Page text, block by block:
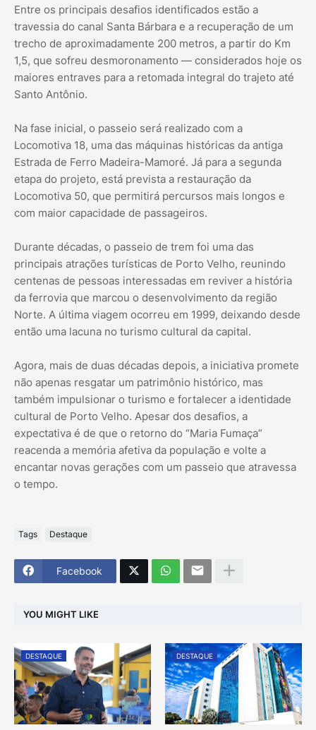
Entre os principais desafios identificados estão a
travessia do canal Santa Bárbara e a recuperação de um
trecho de aproximadamente 200 metros, a partir do Km
1,5, que sofreu desmoronamento — considerados hoje os
maiores entraves para a retomada integral do trajeto até
Santo Antônio.
Na fase inicial, o passeio será realizado com a
Locomotiva 18, uma das máquinas históricas da antiga
Estrada de Ferro Madeira-Mamoré. Já para a segunda
etapa do projeto, está prevista a restauração da
Locomotiva 50, que permitirá percursos mais longos e
com maior capacidade de passageiros.
Durante décadas, o passeio de trem foi uma das
principais atrações turísticas de Porto Velho, reunindo
centenas de pessoas interessadas em reviver a história
da ferrovia que marcou o desenvolvimento da região
Norte. A última viagem ocorreu em 1999, deixando desde
então uma lacuna no turismo cultural da capital.
Agora, mais de duas décadas depois, a iniciativa promete
não apenas resgatar um patrimônio histórico, mas
também impulsionar o turismo e fortalecer a identidade
cultural de Porto Velho. Apesar dos desafios, a
expectativa é de que o retorno do “Maria Fumaça”
reacenda a memória afetiva da população e volte a
encantar novas gerações com um passeio que atravessa
o tempo.
Tags Destaque
Facebook
YOU MIGHT LIKE
DESTAQUE DESTAQUE